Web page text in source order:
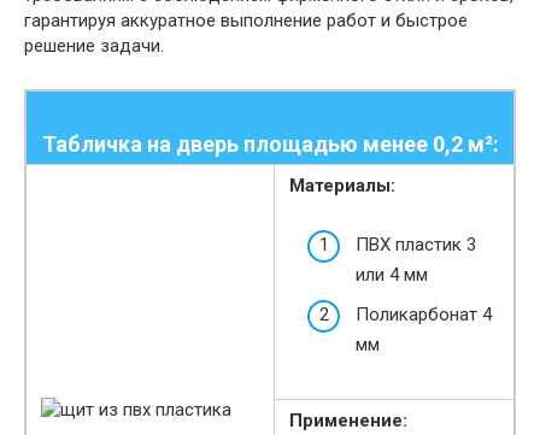
гарантируя аккуратное выполнение работ и быстрое
решение задачи.
Табличка на дверь площадью менее 0,2 м²:
Материалы:
ПВХ пластик 3
или 4 мм
Поликарбонат 4
мм
Применение: